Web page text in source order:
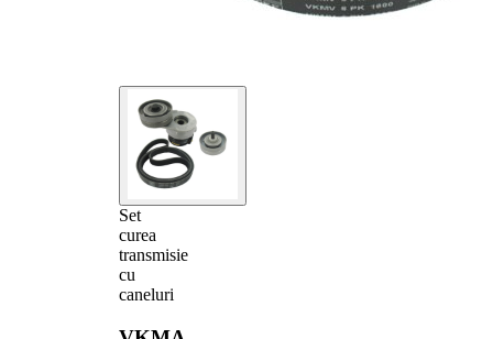
Set
curea
transmisie
cu
caneluri